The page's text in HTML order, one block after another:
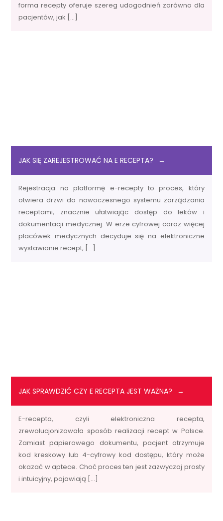
forma recepty oferuje szereg udogodnień zarówno dla
pacjentów, jak […]
JAK SIĘ ZAREJESTROWAĆ NA E RECEPTA?
Rejestracja na platformę e-recepty to proces, który
otwiera drzwi do nowoczesnego systemu zarządzania
receptami, znacznie ułatwiając dostęp do leków i
dokumentacji medycznej. W erze cyfrowej coraz więcej
placówek medycznych decyduje się na elektroniczne
wystawianie recept, […]
JAK SPRAWDZIĆ CZY E RECEPTA JEST WAŻNA?
E-recepta, czyli elektroniczna recepta,
zrewolucjonizowała sposób realizacji recept w Polsce.
Zamiast papierowego dokumentu, pacjent otrzymuje
kod kreskowy lub 4-cyfrowy kod dostępu, który może
okazać w aptece. Choć proces ten jest zazwyczaj prosty
i intuicyjny, pojawiają […]